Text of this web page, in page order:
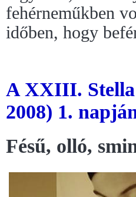
fehérneműkben
időben, hogy
A XXIII. Stella
2008) 1.
Fésű, olló,